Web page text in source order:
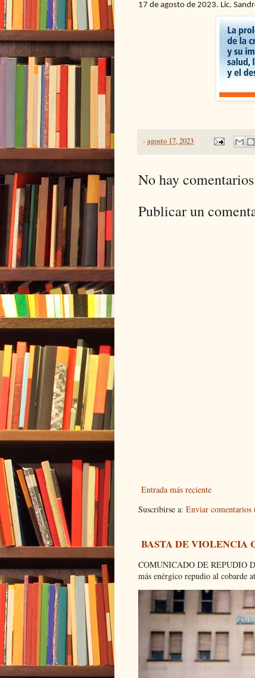
17 de agosto de 2023. Lic.
-agosto 17, 2023
No hay
Publicar un
Entrada más reciente
Suscribirse a: Enviar comentarios
BASTA DE VIOLENCIA
COMUNICADO DE REPUDIO
más enérgico repudio al cobarde